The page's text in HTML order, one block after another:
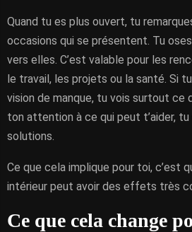
Quand tu es plus ouvert, tu
occasions qui se présentent. Tu
vers elles. C’est valable pour les
le travail, les projets ou la santé. Si
vision de manque, tu vois surtout ce
ton attention à ce qui peut t’aider,
solutions.
Ce que cela implique pour toi, c’est
intérieur peut avoir des effets très
Ce que cela change